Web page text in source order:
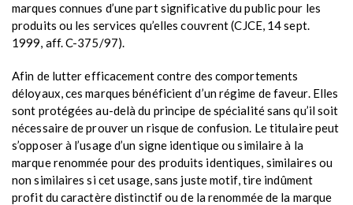
marques connues d’une part significative du public pour les
produits ou les services qu’elles couvrent (CJCE, 14 sept.
1999, aff. C-375/97).
Afin de lutter efficacement contre des comportements
déloyaux, ces marques bénéficient d’un régime de faveur. Elles
sont protégées au-delà du principe de spécialité sans qu’il soit
nécessaire de prouver un risque de confusion. Le titulaire peut
s’opposer à l’usage d’un signe identique ou similaire à la
marque renommée pour des produits identiques, similaires ou
non similaires si cet usage, sans juste motif, tire indûment
profit du caractère distinctif ou de la renommée de la marque